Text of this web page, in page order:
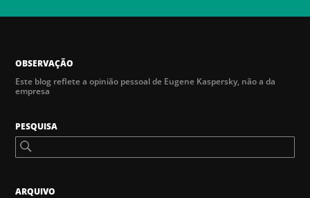
OBSERVAÇÃO
Este blog reflete a opinião pessoal de Eugene Kaspersky, não a da
empresa
PESQUISA
ARQUIVO